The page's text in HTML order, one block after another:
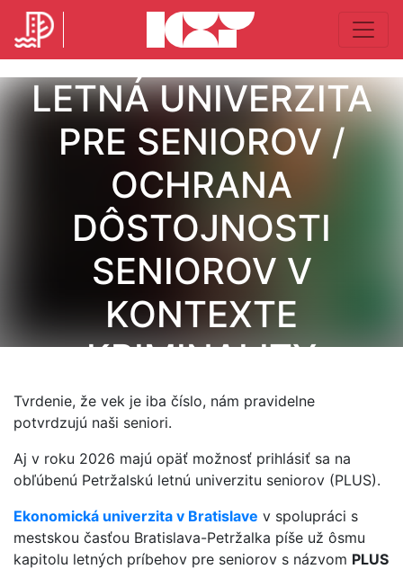
LETNÁ UNIVERZITA
PRE SENIOROV /
OCHRANA
DÔSTOJNOSTI
SENIOROV V
KONTEXTE
KRIMINALITY
Tvrdenie, že vek je iba číslo, nám pravidelne
potvrdzujú naši seniori.
Aj v roku 2026 majú opäť možnosť prihlásiť sa na
obľúbenú Petržalskú letnú univerzitu seniorov (PLUS).
Ekonomická univerzita v Bratislave v spolupráci s
mestskou časťou Bratislava-Petržalka píše už ôsmu
kapitolu letných príbehov pre seniorov s názvom PLUS